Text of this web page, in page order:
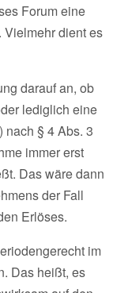
Forum eine
Vielmehr dient es
darauf an, ob
lediglich eine
§ 4 Abs. 3
immer erst
Das wäre dann
der Fall
Erlöses.
im
Das heißt, es